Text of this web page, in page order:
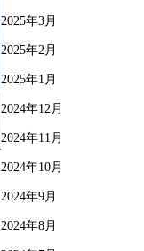
2025年3月
2025年2月
2025年1月
2024年12月
2024年11月
2024年10月
2024年9月
2024年8月